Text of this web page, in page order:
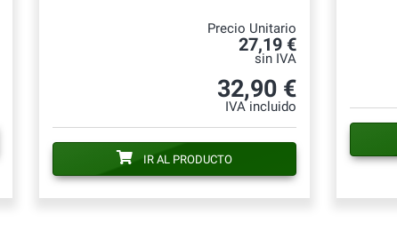
Precio Unitario
27,19 €
sin IVA
32,90 €
IVA incluido
IR AL PRODUCTO